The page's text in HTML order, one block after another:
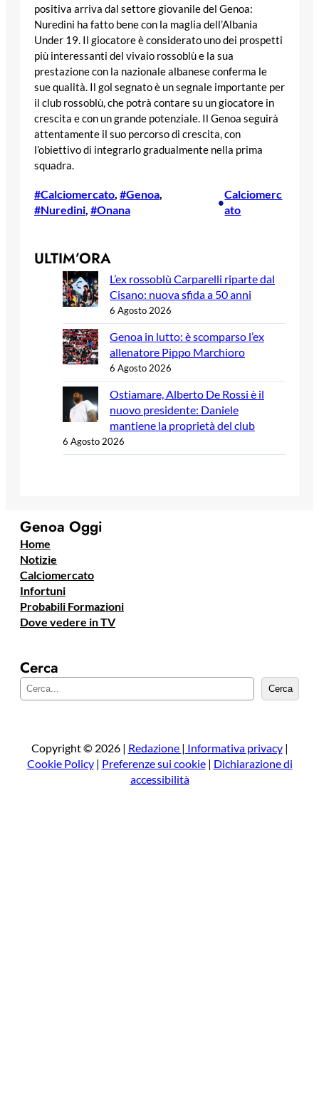
positiva arriva dal settore giovanile del Genoa:
Nuredini ha fatto bene con la maglia dell’Albania
Under 19. Il giocatore è considerato uno dei prospetti
più interessanti del vivaio rossoblù e la sua
prestazione con la nazionale albanese conferma le
sue qualità. Il gol segnato è un segnale importante per
il club rossoblù, che potrà contare su un giocatore in
crescita e con un grande potenziale. Il Genoa seguirà
attentamente il suo percorso di crescita, con
l’obiettivo di integrarlo gradualmente nella prima
squadra.
#Calciomercato, #Genoa
#Nuredini, #Onana
•
Calciomerc
ato
ULTIM’ORA
L’ex rossoblù Carparelli riparte dal
Cisano: nuova sfida a 50 anni
6 Agosto 2026
Genoa in lutto: è scomparso l’ex
allenatore Pippo Marchioro
6 Agosto 2026
Ostiamare, Alberto De Rossi è il
nuovo presidente: Daniele
mantiene la proprietà del club
6 Agosto 2026
Genoa Oggi
Home
Notizie
Calciomercato
Infortuni
Probabili Formazioni
Dove vedere in TV
Cerca
e
a
Cerca
Copyright © 2026 | Redazione | Informativa privacy|
Cookie Policy| Preferenze sui cookie| Dichiarazione di
accessibilità